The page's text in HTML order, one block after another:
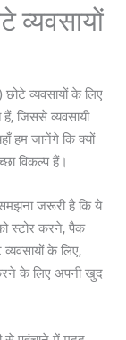
व्यवसायों
व्यवसायों के लिए
जिससे व्यवसायी
हम जानेंगे कि क्यों
विकल्प हैं।
जरूरी है कि ये
स्टोर करने, पैक
के लिए,
के लिए अपनी खुद